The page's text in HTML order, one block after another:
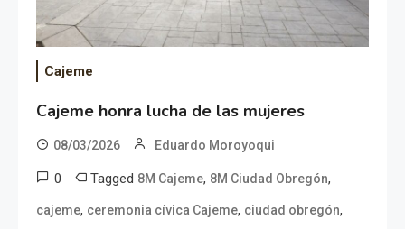
Cajeme
Cajeme honra lucha de las mujeres
08/03/2026 Eduardo Moroyoqui
0 Tagged 8M Cajeme, 8M Ciudad Obregón,
cajeme, ceremonia cívica Cajeme, ciudad obregón,